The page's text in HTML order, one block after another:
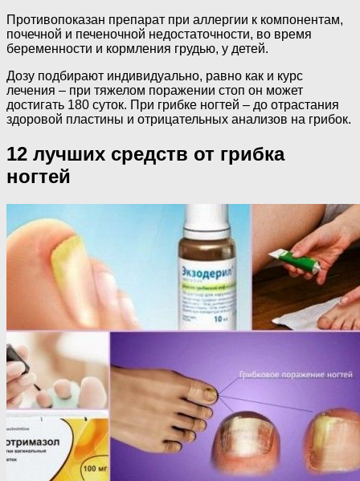
Противопоказан препарат при аллергии к компонентам,
почечной и печеночной недостаточности, во время
беременности и кормления грудью, у детей.
Дозу подбирают индивидуально, равно как и курс
лечения – при тяжелом поражении стоп он может
достигать 180 суток. При грибке ногтей – до отрастания
здоровой пластины и отрицательных анализов на грибок.
12 лучших средств от грибка
ногтей